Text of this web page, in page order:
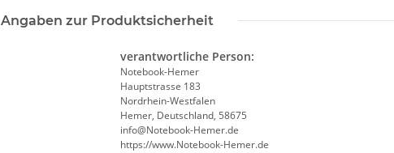
Angaben zur Produktsicherheit
verantwortliche Person:
Notebook-Hemer
Hauptstrasse 183
Nordrhein-Westfalen
Hemer, Deutschland, 58675
info@Notebook-Hemer.de
https://www.Notebook-Hemer.de